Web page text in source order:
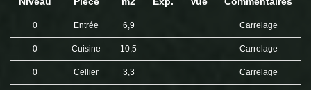
0 Entrée 6,9 Carrelage
0 Cuisine 10,5 Carrelage
0 Cellier 3,3 Carrelage